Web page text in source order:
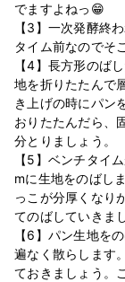
でますよねっ😁
【3】一次発酵終
タイム前なのでそ
【4】長方形のば
地を折りたたんで
き上げの時にパン
おりたたんだら、
分とりましょう。
【5】ベンチタイ
mに生地をのばし
っこが分厚くなり
てのばしていきま
【6】パン生地を
遍なく散らします
ておきましょう。